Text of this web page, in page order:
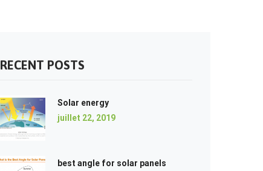
RECENT POSTS
Solar energy
juillet 22, 2019
best angle for solar panels